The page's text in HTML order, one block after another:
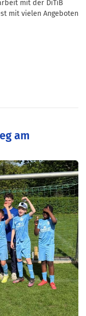
mit der DiTiB
mit vielen Angeboten
am